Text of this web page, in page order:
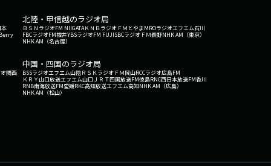
本
北陸・甲信越のラジオ局
ＢＳＮラジオFM NIIGATAＫＮＢラジオ ＦＭとやまMROラジオエフエム石川
FBCラジオFM福井YBSラジオFM FUJISBCラジオ ＦＭ長野NHK AM（東京）
NHK AM（名古屋）
関西
中国・四国のラジオ局
BSSラジオエフエム山陰ＲＳＫラジオ ＦＭ岡山RCCラジオ広島FM
ＫＲＹ山口放送エフエム山口 ＪＲＴ四国放送FM徳島RNC西日本放送FM香川
RNB南海放送FM愛媛RKC高知放送エフエム高知NHK AM（広島）
NHK AM（松山）